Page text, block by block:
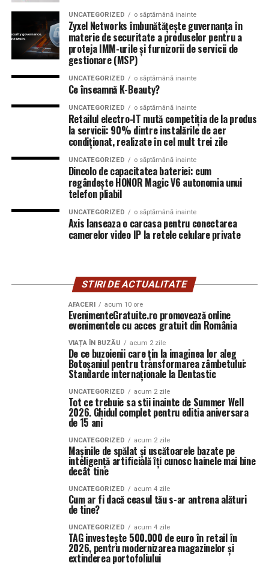
UNCATEGORIZED o săptămână inainte
Zyxel Networks îmbunătățește guvernanța în
materie de securitate a produselor pentru a
proteja IMM-urile și furnizorii de servicii de
gestionare (MSP)
UNCATEGORIZED o săptămână inainte
Ce înseamnă K-Beauty?
UNCATEGORIZED o săptămână inainte
Retailul electro-IT mută competiția de la produs
la servicii: 90% dintre instalările de aer
condiționat, realizate în cel mult trei zile
UNCATEGORIZED o săptămână inainte
Dincolo de capacitatea bateriei: cum
regândește HONOR Magic V6 autonomia unui
telefon pliabil
UNCATEGORIZED o săptămână inainte
Axis lanseaza o carcasa pentru conectarea
camerelor video IP la retele celulare private
STIRI DE ACTUALITATE
AFACERI acum 10 ore
EvenimenteGratuite.ro promovează online
evenimentele cu acces gratuit din România
VIAȚA ÎN BUZĂU acum 2 zile
De ce buzoienii care țin la imaginea lor aleg
Botoșaniul pentru transformarea zâmbetului:
Standarde internaționale la Dentastic
UNCATEGORIZED acum 2 zile
Tot ce trebuie sa stii inainte de Summer Well
2026. Ghidul complet pentru editia aniversara
de 15 ani
UNCATEGORIZED acum 2 zile
Mașinile de spălat și uscătoarele bazate pe
inteligență artificială îți cunosc hainele mai bine
decât tine
UNCATEGORIZED acum 4 zile
Cum ar fi dacă ceasul tău s-ar antrena alături
de tine?
UNCATEGORIZED acum 4 zile
TAG investește 500.000 de euro în retail în
2026, pentru modernizarea magazinelor și
extinderea portofoliului